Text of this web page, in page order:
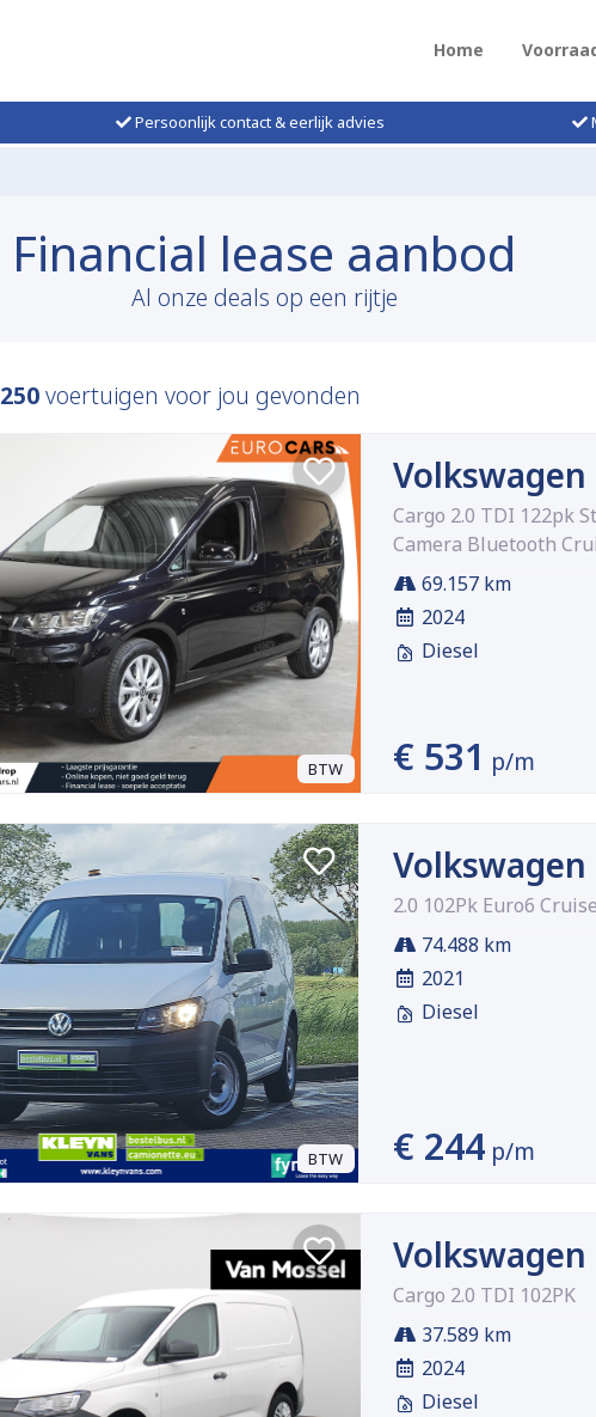
Home
Persoonlijk contact & eerlijk advies
Financial lease aanbod
Al onze deals op een rijtje
250voertuigen voor jou gevonden
BTW
Volkswagen
Cargo 2.0 TDI 122pk
Camera Bluetooth
69.157 km
2024
Diesel
€ 531 p/m
BTW
Volkswagen
2.0 102Pk Euro6
74.488 km
2021
Diesel
€ 244 p/m
Volkswagen
Cargo 2.0 TDI 102PK
37.589 km
2024
Diesel